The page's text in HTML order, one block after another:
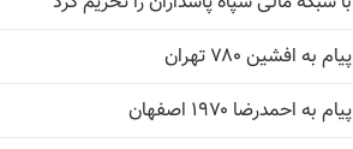
پیام به افشین ۷۸۰ تهران
پیام به احمدرضا ۱۹۷۰ اصفهان